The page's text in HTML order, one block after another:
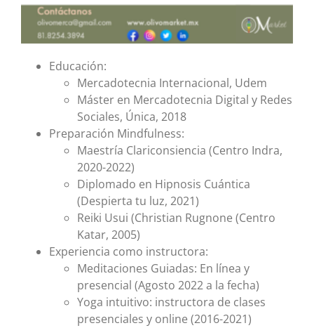
Educación:
Mercadotecnia Internacional, Udem
Máster en Mercadotecnia Digital y Redes
Sociales, Única, 2018
Preparación Mindfulness:
Maestría Clariconsiencia (Centro Indra,
2020-2022)
Diplomado en Hipnosis Cuántica
(Despierta tu luz, 2021)
Reiki Usui (Christian Rugnone (Centro
Katar, 2005)
Experiencia como instructora:
Meditaciones Guiadas: En línea y
presencial (Agosto 2022 a la fecha)
Yoga intuitivo: instructora de clases
presenciales y online (2016-2021)